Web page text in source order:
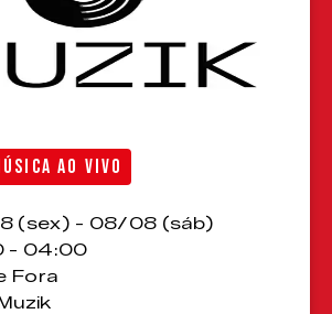
AO VIVO
(sex) - 08/08 (sáb)
- 04:00
Fora